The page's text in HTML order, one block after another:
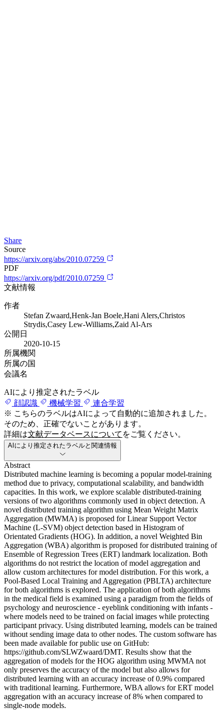
Share
Source
https://arxiv.org/abs/2010.07259
PDF
https://arxiv.org/pdf/2010.07259
文献情報
作者
Stefan Zwaard,Henk-Jan Boele,Hani Alers,Christos
Strydis,Casey Lew-Williams,Zaid Al-Ars
公開日
2020-10-15
所属機関
所属の国
会議名
AIにより推定されたラベル
顔認識
機械学習
連合学習
※ こちらのラベルはAIによって自動的に追加されました。
そのため、正確でないことがあります。
詳細は文献データベースについて をご覧ください。
AIにより推定されたラベルと関連情報
Abstract
Distributed machine learning is becoming a popular model-training
method due to privacy, computational scalability, and bandwidth
capacities. In this work, we explore scalable distributed-training
versions of two algorithms commonly used in object detection. A
novel distributed training algorithm using Mean Weight Matrix
Aggregation (MWMA) is proposed for Linear Support Vector
Machine (L-SVM) object detection based in Histogram of
Orientated Gradients (HOG). In addition, a novel Weighted Bin
Aggregation (WBA) algorithm is proposed for distributed training of
Ensemble of Regression Trees (ERT) landmark localization. Both
algorithms do not restrict the location of model aggregation and
allow custom architectures for model distribution. For this work, a
Pool-Based Local Training and Aggregation (PBLTA) architecture
for both algorithms is explored. The application of both algorithms
in the medical field is examined using a paradigm from the fields of
psychology and neuroscience - eyeblink conditioning with infants -
where models need to be trained on facial images while protecting
participant privacy. Using distributed learning, models can be trained
without sending image data to other nodes. The custom software has
been made available for public use on GitHub:
https://github.com/SLWZwaard/DMT. Results show that the
aggregation of models for the HOG algorithm using MWMA not
only preserves the accuracy of the model but also allows for
distributed learning with an accuracy increase of 0.9% compared
with traditional learning. Furthermore, WBA allows for ERT model
aggregation with an accuracy increase of 8% when compared to
single-node models.